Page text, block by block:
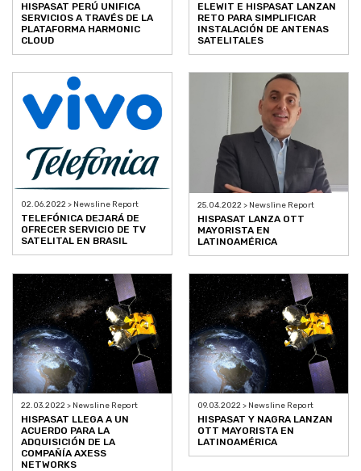
HISPASAT PERÚ UNIFICA
SERVICIOS A TRAVÉS DE LA
PLATAFORMA HARMONIC
CLOUD
ELEWIT E HISPASAT LANZAN
RETO PARA SIMPLIFICAR
INSTALACIÓN DE ANTENAS
SATELITALES
02.06.2022 > Newsline Report
TELEFÓNICA DEJARÁ DE
OFRECER SERVICIO DE TV
SATELITAL EN BRASIL
25.04.2022 > Newsline Report
HISPASAT LANZA OTT
MAYORISTA EN
LATINOAMÉRICA
22.03.2022 > Newsline Report
HISPASAT LLEGA A UN
ACUERDO PARA LA
ADQUISICIÓN DE LA
COMPAÑÍA AXESS
NETWORKS
09.03.2022 > Newsline Report
HISPASAT Y NAGRA LANZAN
OTT MAYORISTA EN
LATINOAMÉRICA